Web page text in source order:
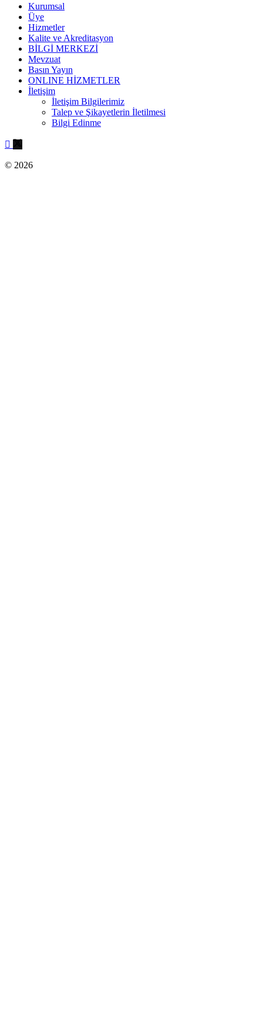
Kurumsal
Üye
Hizmetler
Kalite ve Akreditasyon
BİLGİ MERKEZİ
Mevzuat
Basın Yayın
ONLINE HİZMETLER
İletişim
İletişim Bilgilerimiz
Talep ve Şikayetlerin İletilmesi
Bilgi Edinme
© 2026